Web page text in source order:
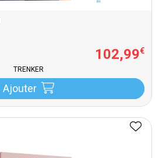
102,99€
TRENKER
Ajouter